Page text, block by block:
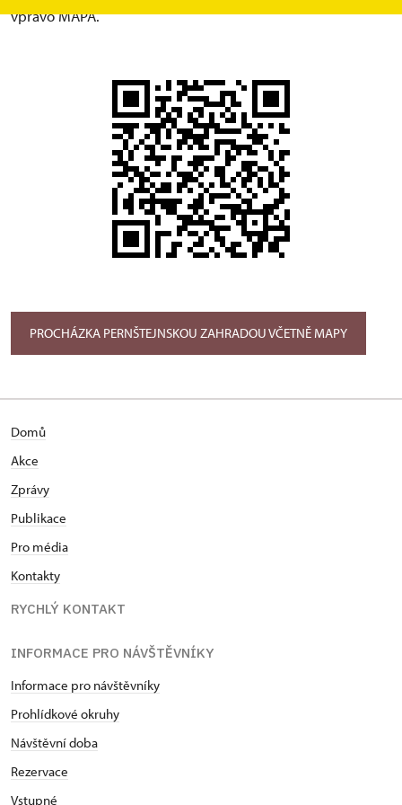
vpravo MAPA.
PROCHÁZKA PERNŠTEJNSKOU ZAHRADOU VČETNĚ MAPY
Domů
Akce
Zprávy
Publikace
Pro média
Kontakty
RYCHLÝ KONTAKT
INFORMACE PRO NÁVŠTĚVNÍKY
Informace pro návštěvníky
Prohlídkové okruhy
Návštěvní doba
Rezervace
Vstupné